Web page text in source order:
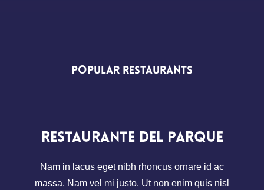
Popular Restaurants
Restaurante del Parque
Nam in lacus eget nibh rhoncus ornare id ac
massa. Nam vel mi justo. Ut non enim quis nisl